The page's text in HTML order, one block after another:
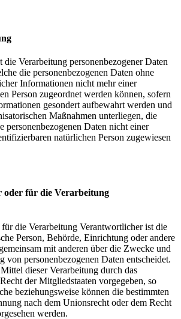
die Verarbeitung personenbezogener Daten
die personenbezogenen Daten ohne
Informationen nicht mehr einer
Person zugeordnet werden können, sofern
gesondert aufbewahrt werden und
Maßnahmen unterliegen, die
personenbezogenen Daten nicht einer
natürlichen Person zugewiesen
oder für die Verarbeitung
die Verarbeitung Verantwortlicher ist die
Person, Behörde, Einrichtung oder andere
mit anderen über die Zwecke und
von personenbezogenen Daten entscheidet.
dieser Verarbeitung durch das
der Mitgliedstaaten vorgegeben, so
beziehungsweise können die bestimmten
nach dem Unionsrecht oder dem Recht
werden.